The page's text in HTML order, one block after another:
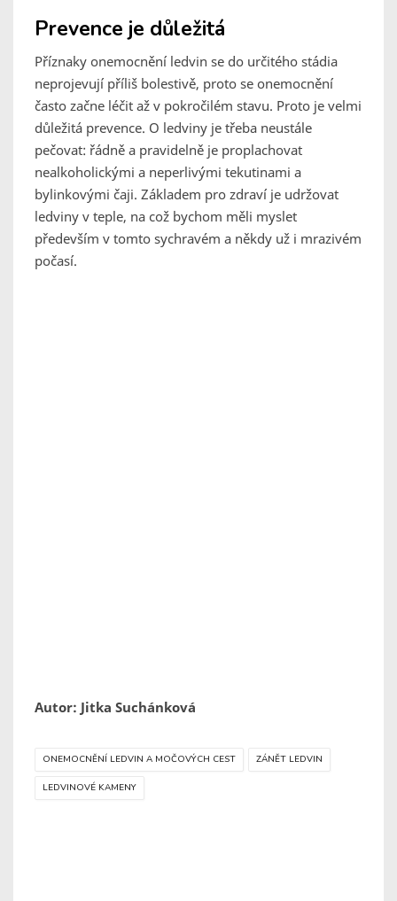
Prevence je důležitá
Příznaky onemocnění ledvin se do určitého stádia
neprojevují příliš bolestivě, proto se onemocnění
často začne léčit až v pokročilém stavu. Proto je velmi
důležitá prevence. O ledviny je třeba neustále
pečovat: řádně a pravidelně je proplachovat
nealkoholickými a neperlivými tekutinami a
bylinkovými čaji. Základem pro zdraví je udržovat
ledviny v teple, na což bychom měli myslet
především v tomto sychravém a někdy už i mrazivém
počasí.
Autor: Jitka Suchánková
ONEMOCNĚNÍ LEDVIN A MOČOVÝCH CEST ZÁNĚT LEDVIN
LEDVINOVÉ KAMENY